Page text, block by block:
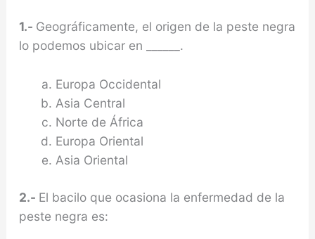
1.- Geográficamente, el origen de la peste negra
lo podemos ubicar en ______.
Europa Occidental
Asia Central
Norte de África
Europa Oriental
Asia Oriental
2.- El bacilo que ocasiona la enfermedad de la
peste negra es: